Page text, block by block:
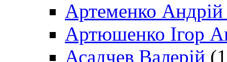
Артеменко Андрій
Артюшенко Ігор
Асадчев Валерій